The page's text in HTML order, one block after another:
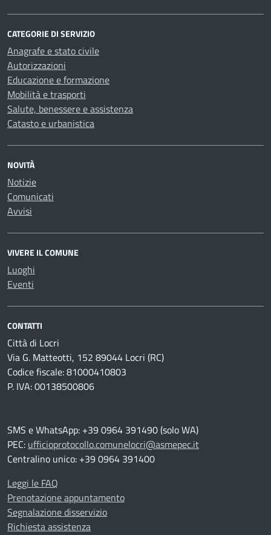
CATEGORIE DI SERVIZIO
Anagrafe e stato civile
Autorizzazioni
Educazione e formazione
Mobilità e trasporti
Salute, benessere e assistenza
Catasto e urbanistica
NOVITÀ
Notizie
Comunicati
Avvisi
VIVERE IL COMUNE
Luoghi
Eventi
CONTATTI
Città di Locri
Via G. Matteotti, 152 89044 Locri (RC)
Codice fiscale: 81000410803
P. IVA: 00138500806
SMS e WhatsApp: +39 0964 391490 (solo WA)
PEC: ufficioprotocollo.comunelocri@asmepec.it
Centralino unico: +39 0964 391400
Leggi le FAQ
Prenotazione appuntamento
Segnalazione disservizio
Richiesta assistenza